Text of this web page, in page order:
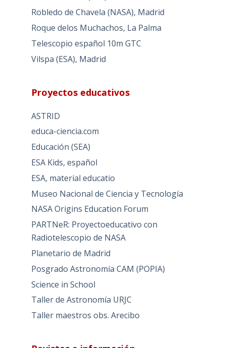
Robledo de Chavela (NASA), Madrid
Roque delos Muchachos, La Palma
Telescopio español 10m GTC
Vilspa (ESA), Madrid
Proyectos educativos
ASTRID
educa-ciencia.com
Educación (SEA)
ESA Kids, español
ESA, material educatio
Museo Nacional de Ciencia y Tecnología
NASA Origins Education Forum
PARTNeR: Proyectoeducativo con
Radiotelescopio de NASA
Planetario de Madrid
Posgrado Astronomía CAM (POPIA)
Science in School
Taller de Astronomía URJC
Taller maestros obs. Arecibo